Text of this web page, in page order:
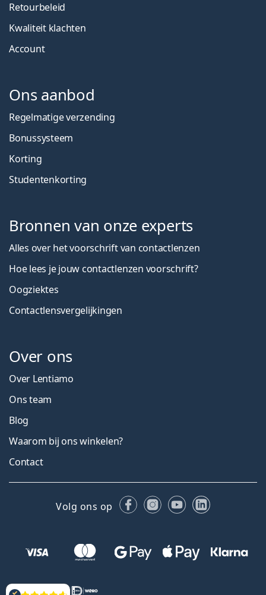
Retourbeleid
Kwaliteit klachten
Account
Ons aanbod
Regelmatige verzending
Bonussysteem
Korting
Studentenkorting
Bronnen van onze experts
Alles over het voorschrift van contactlenzen
Hoe lees je jouw contactlenzen voorschrift?
Oogziektes
Contactlensvergelijkingen
Over ons
Over Lentiamo
Ons team
Blog
Waarom bij ons winkelen?
Contact
Volg ons op FacebookInstagram
YouTubeLinkedIn